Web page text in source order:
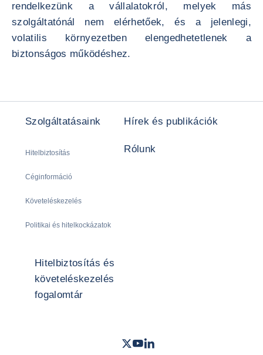
rendelkezünk a vállalatokról, melyek más
szolgáltatónál nem elérhetőek, és a jelenlegi,
volatilis környezetben elengedhetetlenek a
biztonságos működéshez.
Szolgáltatásaink
Hitelbiztosítás
Céginformáció
Követeléskezelés
Politikai és hitelkockázatok
Hírek és publikációk
Rólunk
Hitelbiztosítás és
követeléskezelés
fogalomtár
Twitter- Coface
Youtube
LinkedIn